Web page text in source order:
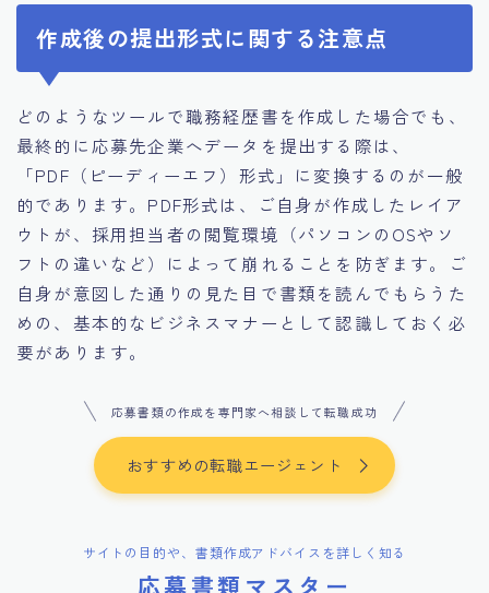
作成後の提出形式に関する注意点
どのようなツールで職務経歴書を作成した場合でも、
最終的に応募先企業へデータを提出する際は、
「PDF（ピーディーエフ）形式」に変換するのが一般
的であります。PDF形式は、ご自身が作成したレイア
ウトが、採用担当者の閲覧環境（パソコンのOSやソ
フトの違いなど）によって崩れることを防ぎます。ご
自身が意図した通りの見た目で書類を読んでもらうた
めの、基本的なビジネスマナーとして認識しておく必
要があります。
応募書類の作成を専門家へ相談して転職成功
おすすめの転職エージェント
サイトの目的や、書類作成アドバイスを詳しく知る
応募書類マスター